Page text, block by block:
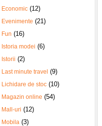
Economic (12)
Evenimente (21)
Fun (16)
Istoria modei (6)
Istorii (2)
Last minute travel (9)
Lichidare de stoc (10)
Magazin online (54)
Mall-uri (12)
Mobila (3)